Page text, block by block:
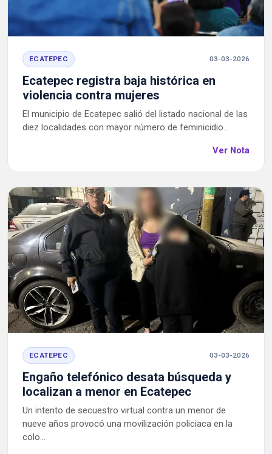
ECATEPEC 03-03-2026
Ecatepec registra baja histórica en
violencia contra mujeres
El municipio de Ecatepec salió del listado nacional de las
diez localidades con mayor número de feminicidio...
Ver Nota
ECATEPEC 03-03-2026
Engaño telefónico desata búsqueda y
localizan a menor en Ecatepec
Un intento de secuestro virtual contra un menor de
nueve años provocó una movilización policiaca en la
colo...